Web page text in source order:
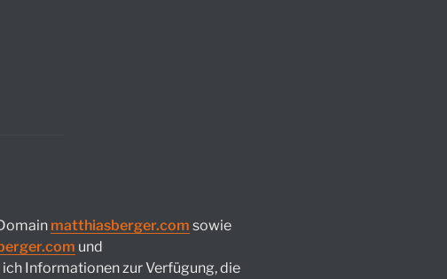
matthiasberger.com sowie
und
Informationen zur Verfügung, die